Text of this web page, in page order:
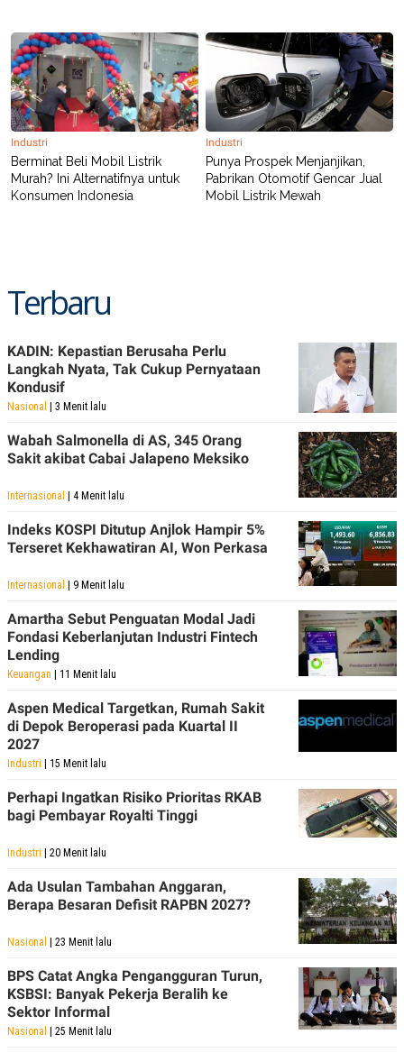
Industri
Berminat Beli Mobil Listrik
Murah? Ini Alternatifnya untuk
Konsumen Indonesia
Industri
Punya Prospek Menjanjikan,
Pabrikan Otomotif Gencar Jual
Mobil Listrik Mewah
Terbaru
KADIN: Kepastian Berusaha Perlu
Langkah Nyata, Tak Cukup Pernyataan
Kondusif
Nasional | 3 Menit lalu
Wabah Salmonella di AS, 345 Orang
Sakit akibat Cabai Jalapeno Meksiko
Internasional | 4 Menit lalu
Indeks KOSPI Ditutup Anjlok Hampir 5%
Terseret Kekhawatiran AI, Won Perkasa
Internasional | 9 Menit lalu
Amartha Sebut Penguatan Modal Jadi
Fondasi Keberlanjutan Industri Fintech
Lending
Keuangan | 11 Menit lalu
Aspen Medical Targetkan, Rumah Sakit
di Depok Beroperasi pada Kuartal II
2027
Industri | 15 Menit lalu
Perhapi Ingatkan Risiko Prioritas RKAB
bagi Pembayar Royalti Tinggi
Industri | 20 Menit lalu
Ada Usulan Tambahan Anggaran,
Berapa Besaran Defisit RAPBN 2027?
Nasional | 23 Menit lalu
BPS Catat Angka Pengangguran Turun,
KSBSI: Banyak Pekerja Beralih ke
Sektor Informal
Nasional | 25 Menit lalu